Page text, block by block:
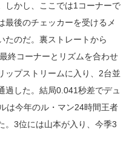
しかし、ここでは1コーナーで
最後のチェッカーを受けるメ
たのだ。裏ストレートから
終コーナーとリズムを合わせ
ップストリームに入り、2台並
過した。結局0.041秒差でデュ
は今年のル・マン24時間王者
。3位には山本が入り、今季3